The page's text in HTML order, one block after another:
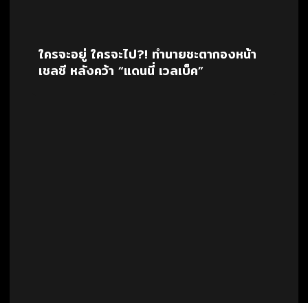
ใครจะอยู่ ใครจะไป?! ทำนายชะตากองหน้า
เชลซี หลังคว้า “แดนนี่ เวลเบ็ค”